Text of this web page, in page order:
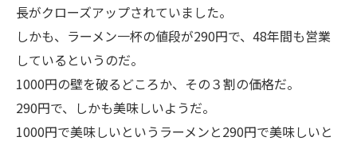
長がクローズアップされていました。
しかも、ラーメン一杯の値段が290円で、48年間も営業
しているというのだ。
1000円の壁を破るどころか、その３割の価格だ。
290円で、しかも美味しいようだ。
1000円で美味しいというラーメンと290円で美味しいと